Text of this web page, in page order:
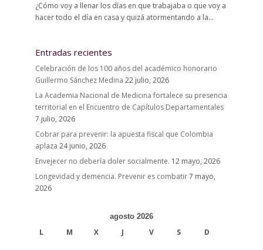
¿Cómo voy a llenar los días en que trabajaba o que voy a
hacer todo el día en casa y quizá atormentando a la...
Entradas recientes
Celebración de los 100 años del académico honorario
Guillermo Sánchez Medina 22 julio, 2026
La Academia Nacional de Medicina fortalece su presencia
territorial en el Encuentro de Capítulos Departamentales
7 julio, 2026
Cobrar para prevenir: la apuesta fiscal que Colombia
aplaza 24 junio, 2026
Envejecer no debería doler socialmente. 12 mayo, 2026
Longevidad y demencia. Prevenir es combatir7 mayo,
2026
agosto 2026
L M X J V S D